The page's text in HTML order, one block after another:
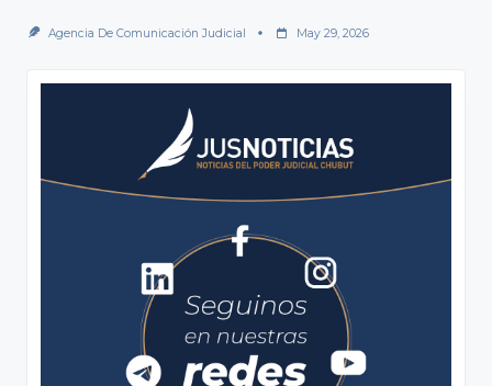
Agencia De Comunicación Judicial May 29, 2026